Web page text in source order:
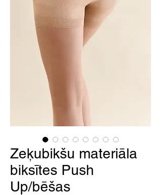
Zeķubikšu materiāla
biksītes Push
Up/bēšas